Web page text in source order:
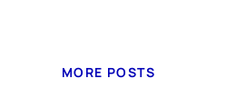
MORE POSTS